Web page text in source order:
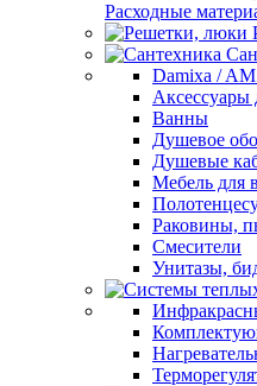
Расходные
Damixa /
Аксессуары
Ванны
Душевое
Душевые
Мебель для
Раковины,
Смесители
Унитазы,